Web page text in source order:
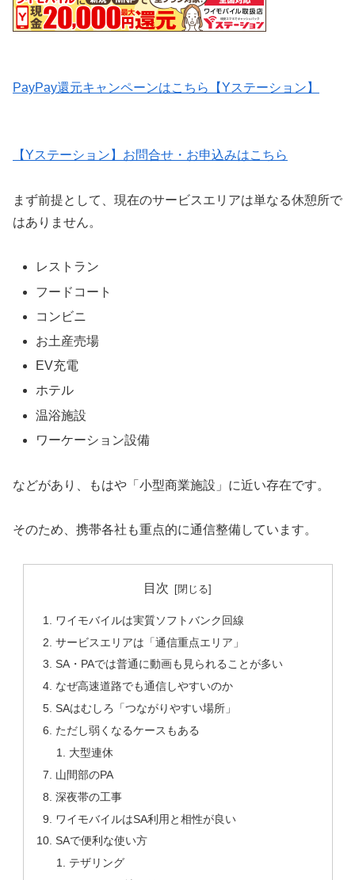
PayPay還元キャンペーンはこちら【Yステーション】
【Yステーション】お問合せ・お申込みはこちら
まず前提として、現在のサービスエリアは単なる休憩所で
はありません。
レストラン
フードコート
コンビニ
お土産売場
EV充電
ホテル
温浴施設
ワーケーション設備
などがあり、もはや「小型商業施設」に近い存在です。
そのため、携帯各社も重点的に通信整備しています。
目次
ワイモバイルは実質ソフトバンク回線
サービスエリアは「通信重点エリア」
SA・PAでは普通に動画も見られることが多い
なぜ高速道路でも通信しやすいのか
SAはむしろ「つながりやすい場所」
ただし弱くなるケースもある
大型連休
山間部のPA
深夜帯の工事
ワイモバイルはSA利用と相性が良い
SAで便利な使い方
テザリング